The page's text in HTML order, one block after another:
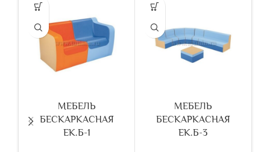
МЕБЕЛЬ
БЕСКАРКАСНАЯ
ЕК.Б-1
МЕБЕЛЬ
БЕСКАРКАСНАЯ
ЕК.Б-3